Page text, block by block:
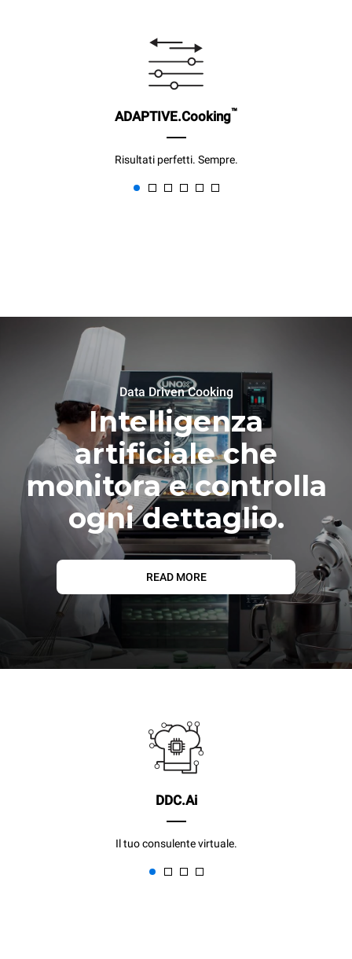
ADAPTIVE.Cooking™
Risultati perfetti. Sempre.
Data Driven Cooking
Intelligenza
artificiale che
monitora e controlla
ogni dettaglio.
READ MORE
DDC.Ai
Il tuo consulente virtuale.